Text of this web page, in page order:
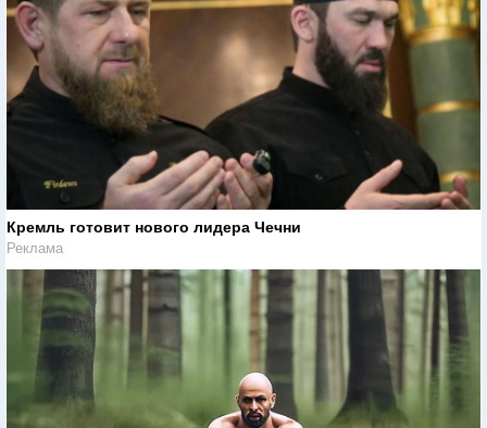
Кремль готовит нового лидера Чечни
Реклама